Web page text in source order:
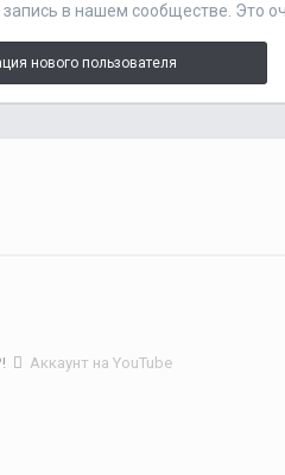
в нашем сообществе. Это
нового пользователя
Аккаунт на YouTube